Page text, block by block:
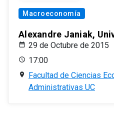
Macroeconomía
Alexandre Janiak,
29 de Octubre de 2015
17:00
Facultad de Ciencias
Administrativas UC